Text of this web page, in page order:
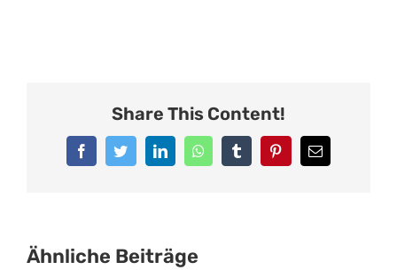
Share This Content!
FacebookTwitterLinkedInWhatsAppTumblrPinterest
E-
Ähnliche Beiträge